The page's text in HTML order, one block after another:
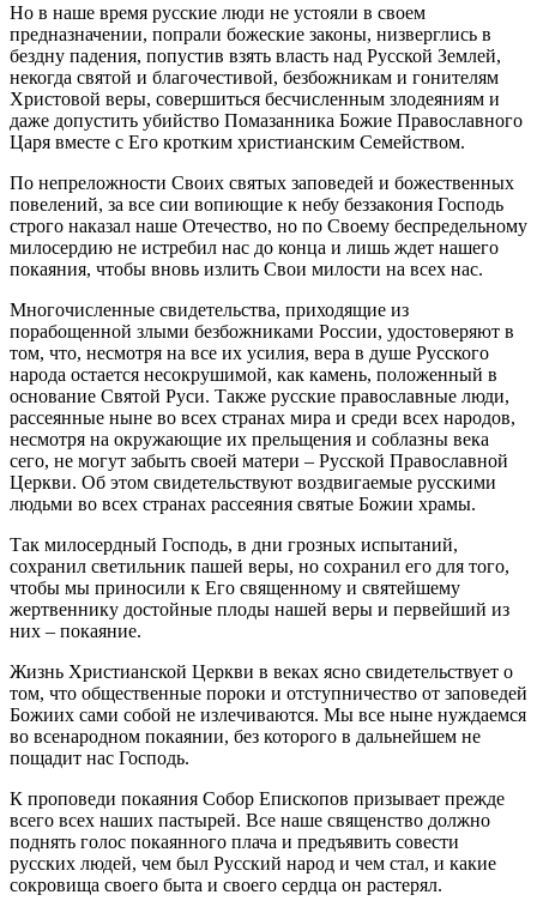
Но в наше время русские люди не устояли в своем
предназначении, попрали божеские законы, низверглись в
бездну падения, попустив взять власть над Русской Землей,
некогда святой и благочестивой, безбожникам и гонителям
Христовой веры, совершиться бесчисленным злодеяниям и
даже допустить убийство Помазанника Божие Православного
Царя вместе с Его кротким христианским Семейством.
По непреложности Своих святых заповедей и божественных
повелений, за все сии вопиющие к небу беззакония Господь
строго наказал наше Отечество, но по Своему беспредельному
милосердию не истребил нас до конца и лишь ждет нашего
покаяния, чтобы вновь излить Свои милости на всех нас.
Многочисленные свидетельства, приходящие из
порабощенной злыми безбожниками России, удостоверяют в
том, что, несмотря на все их усилия, вера в душе Русского
народа остается несокрушимой, как камень, положенный в
основание Святой Руси. Также русские православные люди,
рассеянные ныне во всех странах мира и среди всех народов,
несмотря на окружающие их прельщения и соблазны века
сего, не могут забыть своей матери – Русской Православной
Церкви. Об этом свидетельствуют воздвигаемые русскими
людьми во всех странах рассеяния святые Божии храмы.
Так милосердный Господь, в дни грозных испытаний,
сохранил светильник пашей веры, но сохранил его для того,
чтобы мы приносили к Его священному и святейшему
жертвеннику достойные плоды нашей веры и первейший из
них – покаяние.
Жизнь Христианской Церкви в веках ясно свидетельствует о
том, что общественные пороки и отступничество от заповедей
Божиих сами собой не излечиваются. Мы все ныне нуждаемся
во всенародном покаянии, без которого в дальнейшем не
пощадит нас Господь.
К проповеди покаяния Собор Епископов призывает прежде
всего всех наших пастырей. Все наше священство должно
поднять голос покаянного плача и предъявить совести
русских людей, чем был Русский народ и чем стал, и какие
сокровища своего быта и своего сердца он растерял.